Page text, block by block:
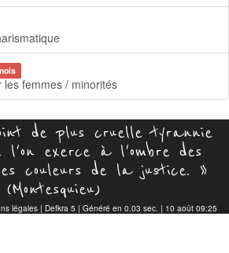
femmes / minorités
de plus cruelle tyrannie
l'on exerce à l'ombre des
couleurs de la justice. »
(Montesquieu)
légales | Defkra 5 | Généré en 0.03 sec. | 10 août 09:25